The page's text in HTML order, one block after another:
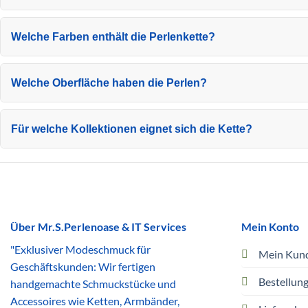
Welche Farben enthält die Perlenkette?
Welche Oberfläche haben die Perlen?
Für welche Kollektionen eignet sich die Kette?
Über Mr.S.Perlenoase & IT Services
"Exklusiver Modeschmuck für
Geschäftskunden: Wir fertigen
handgemachte Schmuckstücke und
Accessoires wie Ketten, Armbänder,
Mein Konto
Mein